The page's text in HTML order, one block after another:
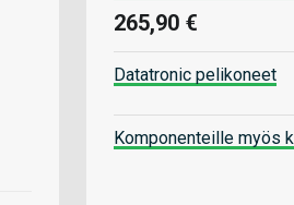
265,90 €
Datatronic pelikoneet
Komponenteille myös